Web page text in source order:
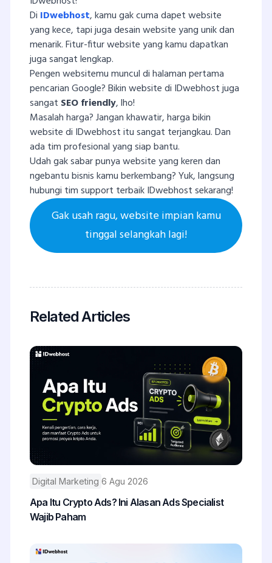
Di IDwebhost, kamu gak cuma dapet website
yang kece, tapi juga desain website yang unik dan
menarik. Fitur-fitur website yang kamu dapatkan
juga sangat lengkap.
Pengen websitemu muncul di halaman pertama
pencarian Google? Bikin website di IDwebhost juga
sangat SEO friendly, lho!
Masalah harga? Jangan khawatir, harga bikin
website di IDwebhost itu sangat terjangkau. Dan
ada tim profesional yang siap bantu.
Udah gak sabar punya website yang keren dan
ngebantu bisnis kamu berkembang? Yuk, langsung
hubungi tim support terbaik IDwebhost sekarang!
Gak usah ragu, website impian kamu
tinggal selangkah lagi!
Related Articles
Digital Marketing 6 Agu 2026
Apa Itu Crypto Ads? Ini Alasan Ads Specialist
Wajib Paham